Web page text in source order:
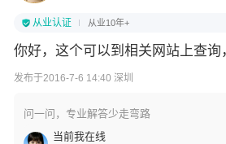
从业认证 从业10年+
你好，这个可以到相关网站上查询
发布于2016-7-6 14:40 深圳
问一问，专业解答少走弯路
当前我在线